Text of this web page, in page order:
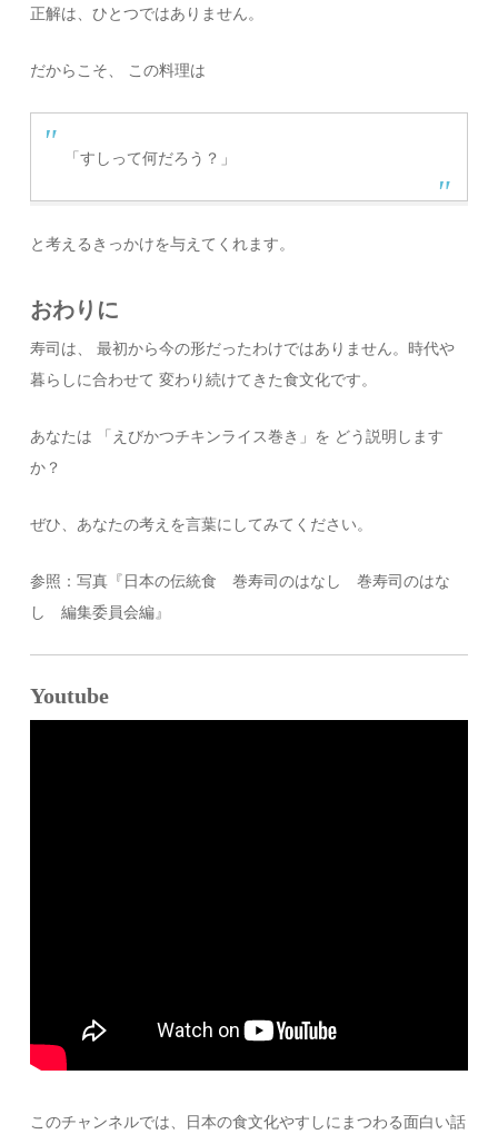
正解は、ひとつではありません。
だからこそ、 この料理は
「すしって何だろう？」
と考えるきっかけを与えてくれます。
おわりに
寿司は、 最初から今の形だったわけではありません。時代や
暮らしに合わせて 変わり続けてきた食文化です。
あなたは 「えびかつチキンライス巻き」を どう説明します
か？
ぜひ、あなたの考えを言葉にしてみてください。
参照：写真『日本の伝統食 巻寿司のはなし 巻寿司のはな
し 編集委員会編』
Youtube
このチャンネルでは、日本の食文化やすしにまつわる面白い話